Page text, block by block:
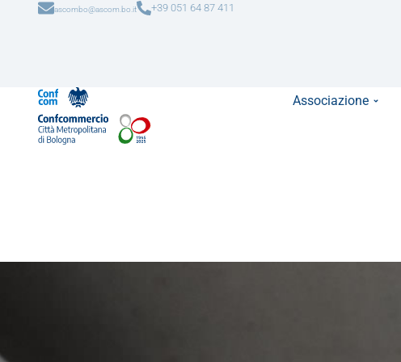
ascombo@ascom.bo.it +39 051 64 87 411
Associazione